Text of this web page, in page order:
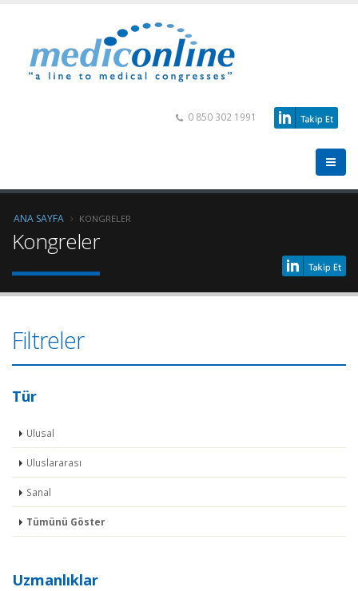
0 850 302 1991
ANA SAYFA KONGRELER
Kongreler
Filtreler
Tür
Ulusal
Uluslararası
Sanal
Tümünü Göster
Uzmanlıklar